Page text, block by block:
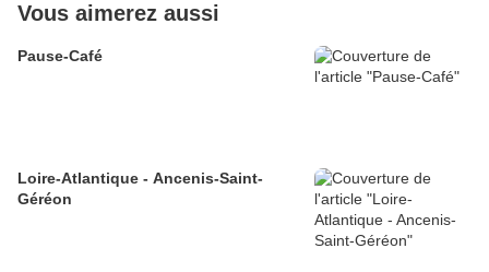
Vous aimerez aussi
Pause-Café
Loire-Atlantique - Ancenis-Saint-
Géréon